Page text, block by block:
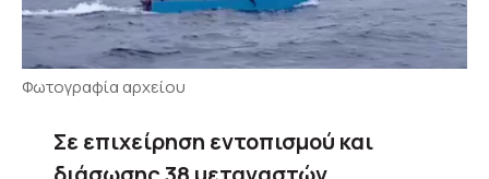
Φωτογραφία αρχείου
Σε επιχείρηση εντοπισμού και